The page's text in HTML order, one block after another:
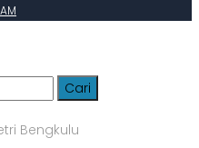
Bengkulu